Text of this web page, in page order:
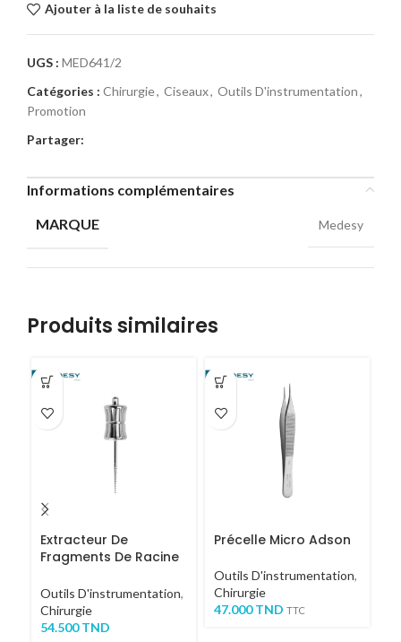
Ajouter à la liste de souhaits
UGS : MED641/2
Catégories : Chirurgie, Ciseaux, Outils D'instrumentation,
Promotion
Partager:
Informations complémentaires
MARQUE
Medesy
Produits similaires
Extracteur De
Fragments De Racine
Outils D'instrumentation,
Chirurgie
54.500TND
Précelle Micro Adson
Outils D'instrumentation,
Chirurgie
47.000TND TTC